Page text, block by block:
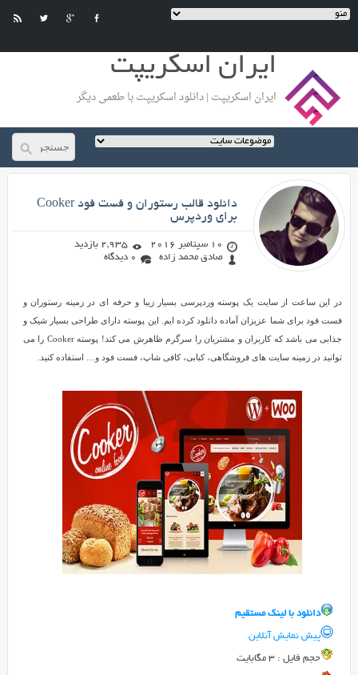
ایران اسکریپت
ایران اسکریپت | دانلود اسکریپت با طعمی دیگر
دانلود قالب رستوران و فست فود Cooker
برای وردپرس
10 سپتامبر 2016
2,935 بازدید
صادق محمد زاده
0 دیدگاه
Reviewed
فست
Cooker
در این ساعت از سایت یک پوسته وردپرسی بسیار زیبا و حرفه ای در زمینه رستوران و
فست فود برای شما عزیزان آماده دانلود کرده ایم. این پوسته دارای طراحی بسیار شیک و
جذابی می باشد که کاربران و مشتریان را سرگرم ظاهرش می کند! پوسته Cooker را می
توانید در زمینه سایت های فروشگاهی، کبابی، کافی شاپ، فست فود و… استفاده کنید.
دانلود با لينک مستقيم
پیش نمایش آنلاین
حجم فايل : 3 مگابایت